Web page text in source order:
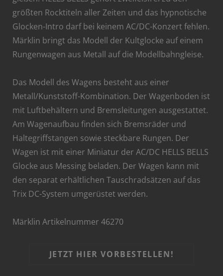
größten Rocktiteln aller Zeiten und das hypnotische
Glocken-Intro darf bei keinem AC/DC-Konzert fehlen.
Märklin bringt das Modell der Kultglocke auf einem
Rungenwagen aus Metall auf die Modellbahngleise.
Das Modell des Wagens besteht aus einer
Metall/Kunststoff-Kombination. Der Wagenboden ist
mit Luftbehältern und Bremsleitungen ausgestattet.
Am Wagenaufbau finden sich Bremsräder und
Haltegriffstangen sowie steckbare Rungen. Der
Wagen ist mit einer Miniatur der AC/DC HELLS BELLS
Glocke aus Messing beladen. Der Wagen kann mit
den separat erhältlichen Tauschradsätzen auf das
Trix DC-System umgerüstet werden.
Märklin Artikelnummer 46270
JETZT HIER VORBESTELLEN!